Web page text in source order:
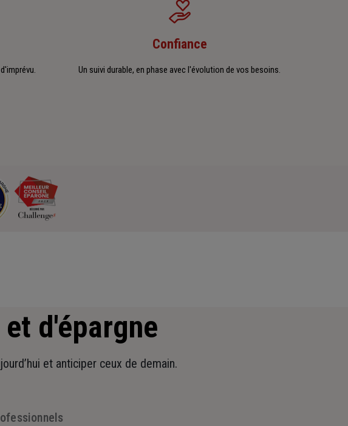
Confiance
Un suivi durable, en phase avec l'évolution de vos besoins.
d'épargne
et anticiper ceux de demain.